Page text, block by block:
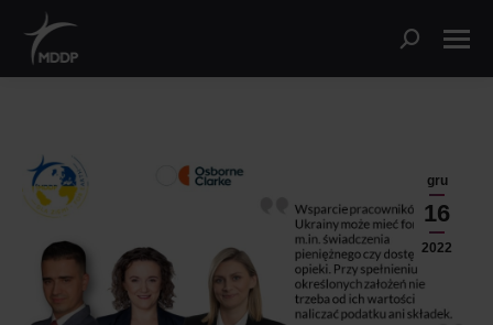
gru
16
2022